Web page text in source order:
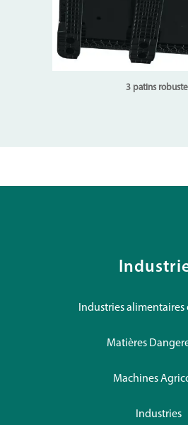
3 patins
Industries alimentaires
Matières
Machines
Industries